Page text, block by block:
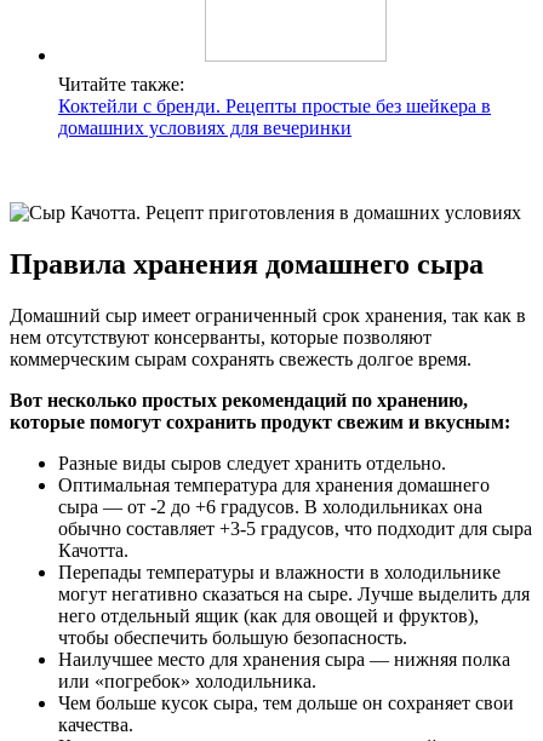
Читайте также:
Коктейли с бренди. Рецепты простые без шейкера в
домашних условиях для вечеринки
Правила хранения домашнего сыра
Домашний сыр имеет ограниченный срок хранения, так как в
нем отсутствуют консерванты, которые позволяют
коммерческим сырам сохранять свежесть долгое время.
Вот несколько простых рекомендаций по хранению,
которые помогут сохранить продукт свежим и вкусным:
Разные виды сыров следует хранить отдельно.
Оптимальная температура для хранения домашнего
сыра — от -2 до +6 градусов. В холодильниках она
обычно составляет +3-5 градусов, что подходит для сыра
Качотта.
Перепады температуры и влажности в холодильнике
могут негативно сказаться на сыре. Лучше выделить для
него отдельный ящик (как для овощей и фруктов),
чтобы обеспечить большую безопасность.
Наилучшее место для хранения сыра — нижняя полка
или «погребок» холодильника.
Чем больше кусок сыра, тем дольше он сохраняет свои
качества.